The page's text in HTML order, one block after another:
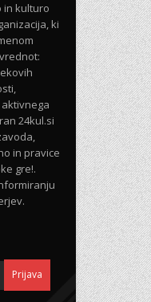
in kulturo
ki
24kul.si
in pravice
gre!.